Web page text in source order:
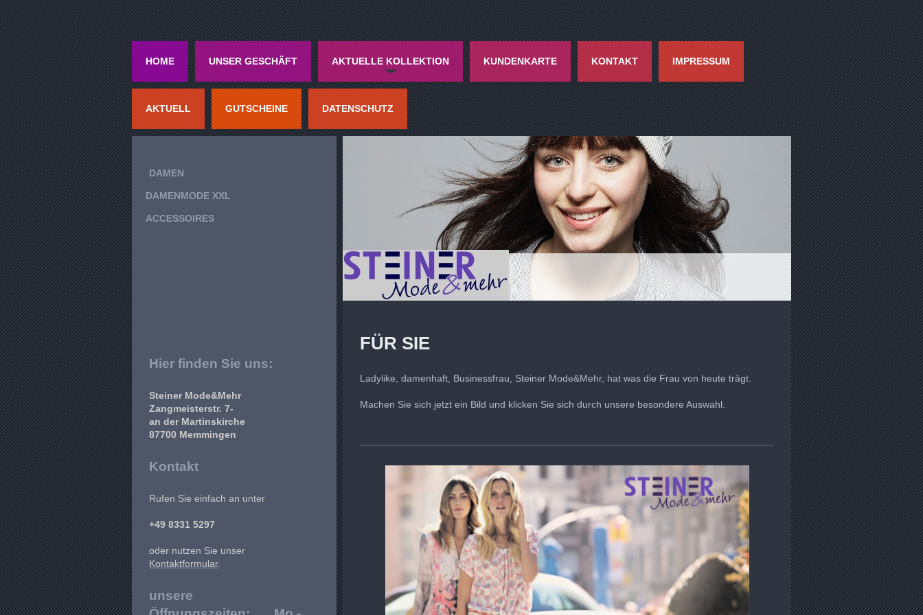
HOME UNSER GESCHÄFT AKTUELLE KOLLEKTION KUNDENKARTE KONTAKT IMPRESSUM
AKTUELL GUTSCHEINE DATENSCHUTZ
FÜR SIE
Ladylike, damenhaft, Businessfrau, Steiner Mode&Mehr, hat was die Frau von heute trägt.
Machen Sie sich jetzt ein Bild und klicken Sie sich durch unsere besondere Auswahl.
DAMEN
DAMENMODE XXL
ACCESSOIRES
Hier finden Sie uns:
Steiner Mode&Mehr
Zangmeisterstr. 7-
an der Martinskirche
87700 Memmingen
Kontakt
Rufen Sie einfach an unter
+49 8331 5297
oder nutzen Sie unser
Kontaktformular.
unsere